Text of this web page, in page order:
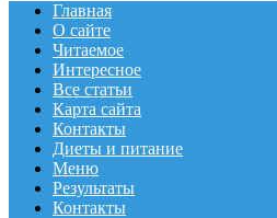
Главная
О сайте
Читаемое
Интересное
Все статьи
Карта сайта
Контакты
Диеты и питание
Меню
Результаты
Контакты